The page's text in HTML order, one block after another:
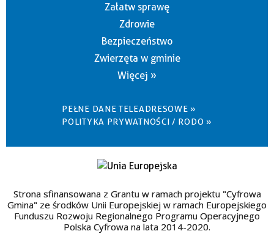
Załatw sprawę
Zdrowie
Bezpieczeństwo
Zwierzęta w gminie
Więcej »
PEŁNE DANE TELEADRESOWE »
POLITYKA PRYWATNOŚCI / RODO »
Strona sfinansowana z Grantu w ramach projektu "Cyfrowa
Gmina" ze środków Unii Europejskiej w ramach Europejskiego
Funduszu Rozwoju Regionalnego Programu Operacyjnego
Polska Cyfrowa na lata 2014-2020.